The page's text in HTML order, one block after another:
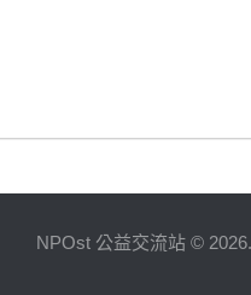
NPOst 公益交流站 ©